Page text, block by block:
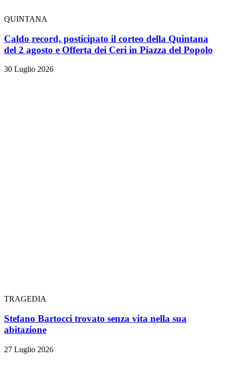
QUINTANA
Caldo record, posticipato il corteo della Quintana
del 2 agosto e Offerta dei Ceri in Piazza del Popolo
30 Luglio 2026
TRAGEDIA
Stefano Bartocci trovato senza vita nella sua
abitazione
27 Luglio 2026